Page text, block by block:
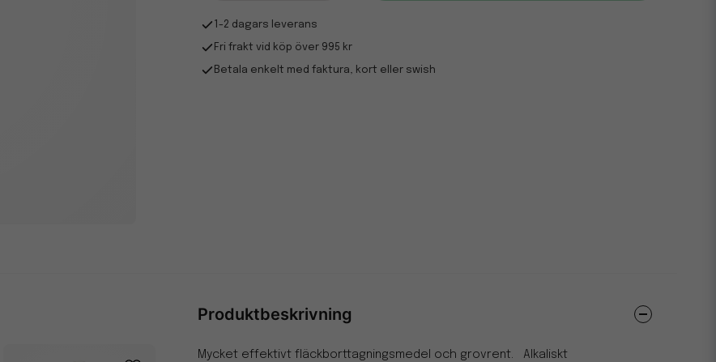
1-2 dagars leverans
Fri frakt vid köp över 995 kr
Betala enkelt med faktura, kort eller swish
Produktbeskrivning
Mycket effektivt fläckborttagningsmedel och grovrent. Alkaliskt